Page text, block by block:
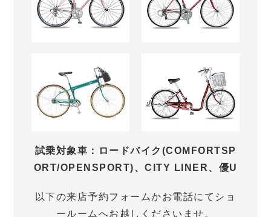
試乗対象車：ロードバイク(COMFORTSP
ORT/OPENSPORT)、CITY LINER、優U
以下の来店予約フォームかお電話にてショ
ールームへお越しくださいませ。